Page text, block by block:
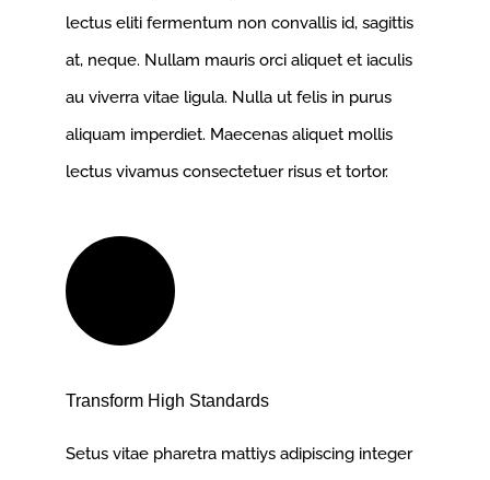
lectus eliti fermentum non convallis id, sagittis
at, neque. Nullam mauris orci aliquet et iaculis
au viverra vitae ligula. Nulla ut felis in purus
aliquam imperdiet. Maecenas aliquet mollis
lectus vivamus consectetuer risus et tortor.
Transform High Standards
Setus vitae pharetra mattiys adipiscing integer